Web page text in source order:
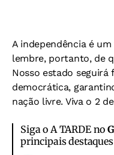
A independência é
lembre, portanto, de
Nosso estado seguirá
democrática,
nação livre. Viva o 2
Siga o A TARDE no
principais